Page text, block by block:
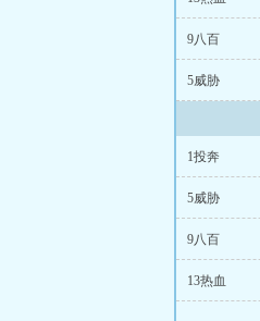
9八百
5威胁
1投奔
5威胁
9八百
13热血